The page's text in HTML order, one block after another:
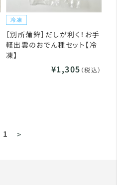
［別所蒲鉾］だしが利く！お手
軽出雲のおでん種セット【冷
凍】
¥1,305 （税込）
1 >